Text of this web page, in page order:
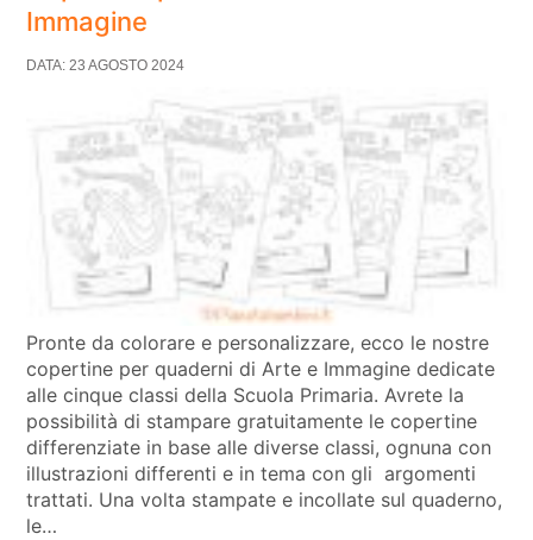
Immagine
DATA: 23 AGOSTO 2024
Pronte da colorare e personalizzare, ecco le nostre
copertine per quaderni di Arte e Immagine dedicate
alle cinque classi della Scuola Primaria. Avrete la
possibilità di stampare gratuitamente le copertine
differenziate in base alle diverse classi, ognuna con
illustrazioni differenti e in tema con gli argomenti
trattati. Una volta stampate e incollate sul quaderno,
le…